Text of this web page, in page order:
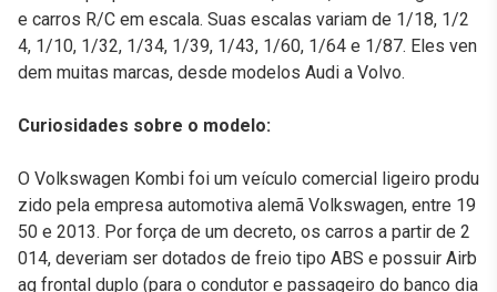
e carros R/C em escala. Suas escalas variam de 1/18, 1/2
4, 1/10, 1/32, 1/34, 1/39, 1/43, 1/60, 1/64 e 1/87. Eles ven
dem muitas marcas, desde modelos Audi a Volvo.
Curiosidades sobre o modelo:
O Volkswagen Kombi foi um veículo comercial ligeiro produ
zido pela empresa automotiva alemã Volkswagen, entre 19
50 e 2013. Por força de um decreto, os carros a partir de 2
014, deveriam ser dotados de freio tipo ABS e possuir Airb
ag frontal duplo (para o condutor e passageiro do banco dia